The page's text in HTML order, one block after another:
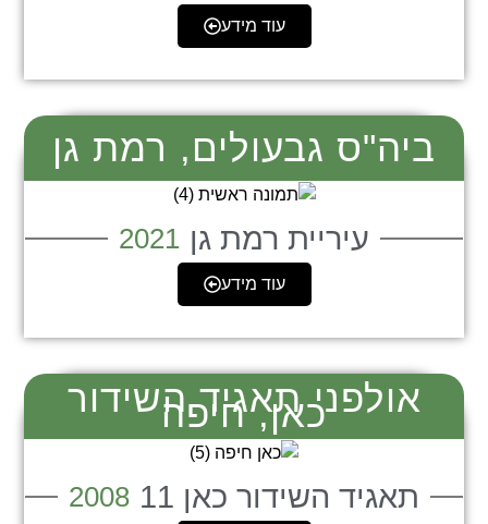
עוד מידע
ביה"ס גבעולים, רמת גן
עיריית רמת גן 2021
עוד מידע
אולפני תאגיד השידור
כאן, חיפה
תאגיד השידור כאן 11 2008